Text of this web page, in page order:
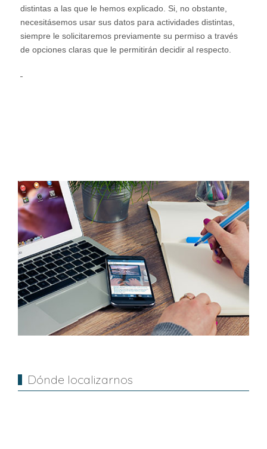
distintas a las que le hemos explicado. Si, no obstante,
necesitásemos usar sus datos para actividades distintas,
siempre le solicitaremos previamente su permiso a través
de opciones claras que le permitirán decidir al respecto.
Dónde localizarnos